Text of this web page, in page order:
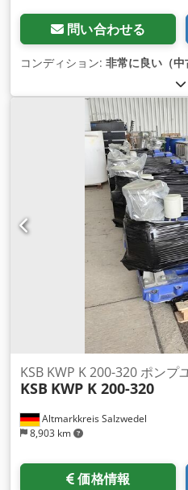
問い合わせる
コンディション: 非常に良い（中
Altmarkkreis Salzwedel
8,903 km
KSB KWP K 200-320 ポンプ
KSB KWP K 200-320
価格情報